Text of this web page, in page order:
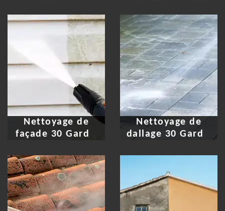
Nettoyage de
façade 30 Gard
Nettoyage de
dallage 30 Gard